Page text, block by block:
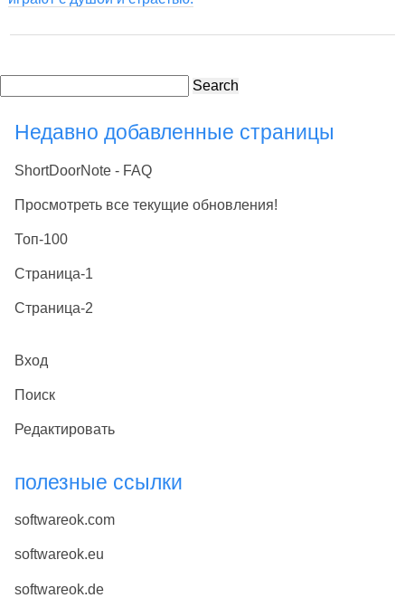
Search
Недавно добавленные страницы
ShortDoorNote - FAQ
Просмотреть все текущие обновления!
Топ-100
Страница-1
Страница-2
Вход
Поиск
Редактировать
полезные ссылки
softwareok.com
softwareok.eu
softwareok.de